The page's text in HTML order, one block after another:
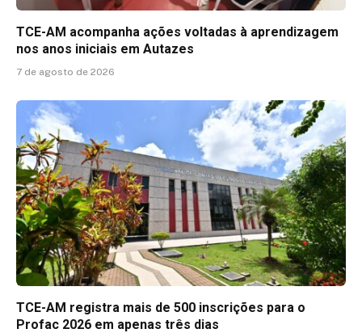
TCE-AM acompanha ações voltadas à aprendizagem
nos anos iniciais em Autazes
7 de agosto de 2026
TCE-AM registra mais de 500 inscrições para o
Profac 2026 em apenas três dias